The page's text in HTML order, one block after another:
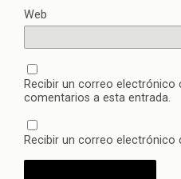
Web
Recibir un correo electrónico
comentarios a esta entrada.
Recibir un correo electrónico